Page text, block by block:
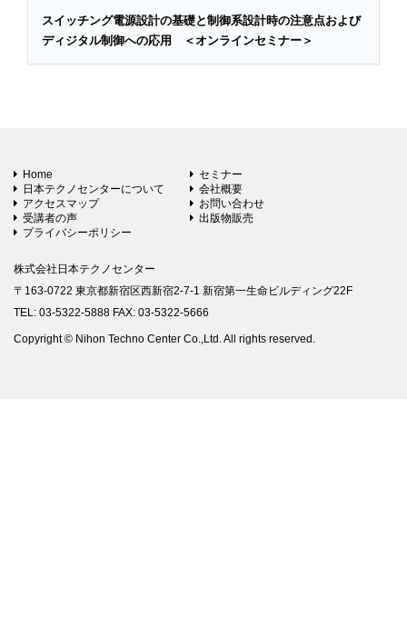
スイッチング電源設計の基礎と制御系設計時の注意点および
ディジタル制御への応用 ＜オンラインセミナー＞
Home
セミナー
日本テクノセンターについて
会社概要
アクセスマップ
お問い合わせ
受講者の声
出版物販売
プライバシーポリシー
株式会社日本テクノセンター
〒163-0722 東京都新宿区西新宿2-7-1 新宿第一生命ビルディング22F
TEL: 03-5322-5888 FAX: 03-5322-5666
Copyright © Nihon Techno Center Co.,Ltd. All rights reserved.